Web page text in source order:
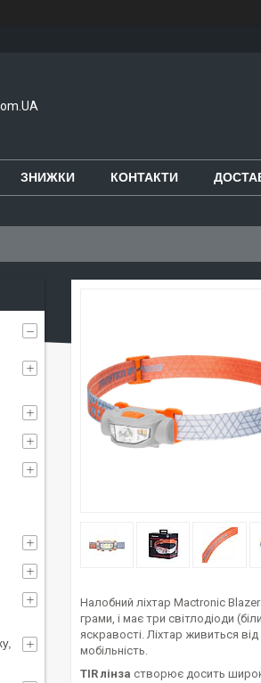
ЗНИЖКИ КОНТАКТИ
Налобний ліхтар Mactronic
грами, і має три світлодіоди
яскравості. Ліхтар живиться
мобільність.
TIR лінза створює досить